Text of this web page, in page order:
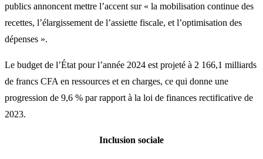
publics annoncent mettre l’accent sur « la mobilisation continue des
recettes, l’élargissement de l’assiette fiscale, et l’optimisation des
dépenses ».
Le budget de l’État pour l’année 2024 est projeté à 2 166,1 milliards
de francs CFA en ressources et en charges, ce qui donne une
progression de 9,6 % par rapport à la loi de finances rectificative de
2023.
Inclusion sociale